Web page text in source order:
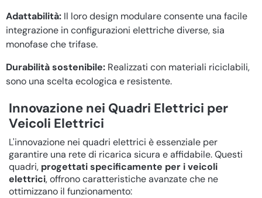
Adattabilità: Il loro design modulare consente una facile
integrazione in configurazioni elettriche diverse, sia
monofase che trifase.
Durabilità sostenibile: Realizzati con materiali riciclabili,
sono una scelta ecologica e resistente.
Innovazione nei Quadri Elettrici per
Veicoli Elettrici
L'innovazione nei quadri elettrici è essenziale per
garantire una rete di ricarica sicura e affidabile. Questi
quadri, progettati specificamente per i veicoli
elettrici, offrono caratteristiche avanzate che ne
ottimizzano il funzionamento: